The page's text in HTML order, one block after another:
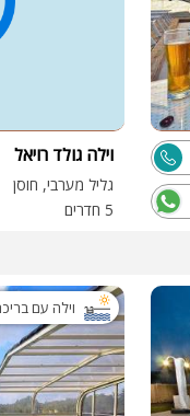
וילה גולד רויאל
גליל מערבי, חוסן
5 חדרים
וילה עם